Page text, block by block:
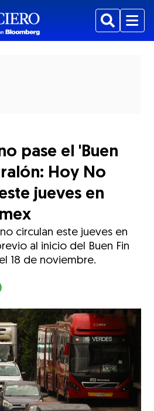
BuscarMenu
pase el 'Buen
Hoy No
jueves en
circulan este jueves en
al inicio del Buen Fin
18 de noviembre.
mediante Email
actual mediante Facebook
actual mediante Twitter
el artículo actual mediante LinkedIn
el artículo actual mediante